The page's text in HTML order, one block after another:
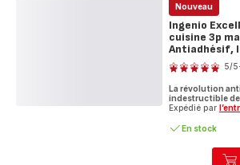
Nouveau
Ingenio
cuisine 3p
Antiadhésif,
Note
5
étoiles
(moyenne)
5/5
La révolution
indestructible
Expédié par
En stock